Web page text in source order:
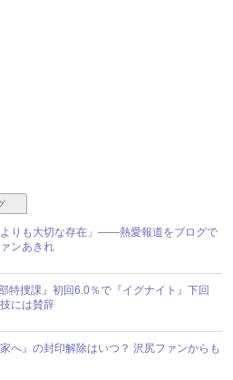
りも大切な存在」――熱愛報道をブログで
ンあきれ
特捜課』初回6.0％で『イグナイト』下回
には賛辞
へ』の封印解除はいつ？ 沢尻ファンからも